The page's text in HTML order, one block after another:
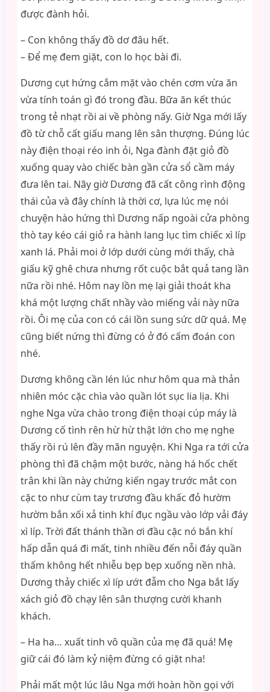
được đành hỏi.
– Con không thấy đồ dơ đâu hết.
– Để mẹ đem giặt, con lo học bài đi.
Dương cụt hứng cắm mặt vào chén cơm vừa ăn
vừa tính toán gì đó trong đầu. Bữa ăn kết thúc
trong tẻ nhạt rồi ai về phòng nấy. Giờ Nga mới lấy
đồ từ chỗ cất giấu mang lên sân thượng. Đúng lúc
này điện thoại réo inh ỏi, Nga đành đặt giỏ đồ
xuống quay vào chiếc bàn gần cửa sổ cầm máy
đưa lên tai. Nãy giờ Dương đã cất công rình động
thái của và đây chính là thời cơ, lựa lúc mẹ nói
chuyện hào hứng thì Dương nấp ngoài cửa phòng
thò tay kéo cái giỏ ra hành lang lục tìm chiếc xì líp
xanh lá. Phải moi ở lớp dưới cùng mới thấy, chà
giấu kỹ ghê chưa nhưng rốt cuộc bắt quả tang lần
nữa rồi nhé. Hôm nay lồn mẹ lại giải thoát kha
khá một lượng chất nhầy vào miếng vải này nữa
rồi. Ôi mẹ của con có cái lồn sung sức dữ quá. Mẹ
cũng biết nứng thì đừng có ở đó cấm đoán con
nhé.
Dương không cần lén lúc như hôm qua mà thản
nhiên móc cặc chìa vào quần lót sục lia lịa. Khi
nghe Nga vừa chào trong điện thoại cúp máy là
Dương cố tình rên hừ hừ thật lớn cho mẹ nghe
thấy rồi rú lên đầy mãn nguyện. Khi Nga ra tới cửa
phòng thì đã chậm một bước, nàng há hốc chết
trân khi lần này chứng kiến ngay trước mắt con
cặc to như cùm tay trương đầu khấc đỏ hườm
hườm bắn xối xả tinh khí đục ngầu vào lớp vải đáy
xì líp. Trời đất thánh thần ơi đầu cặc nó bắn khí
hấp dẫn quá đi mất, tinh nhiều đến nỗi đáy quần
thấm không hết nhiễu bẹp bẹp xuống nền nhà.
Dương thảy chiếc xì líp ướt đẫm cho Nga bắt lấy
xách giỏ đồ chạy lên sân thượng cười khanh
khách.
– Ha ha… xuất tinh vô quần của mẹ đã quá! Mẹ
giữ cái đó làm kỷ niệm đừng có giặt nha!
Phải mất một lúc lâu Nga mới hoàn hồn gọi với